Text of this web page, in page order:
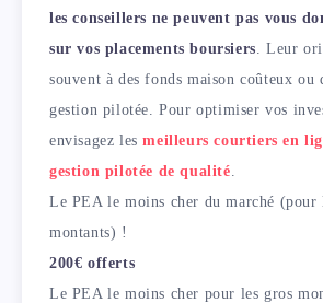
les conseillers ne peuvent pas vous
sur vos placements boursiers. Leur
souvent à des fonds maison coûteux ou
gestion pilotée. Pour optimiser vos
envisagez lesmeilleurs courtiers en
gestion pilotée de qualité.
Le PEA le moins cher du marché (pour
montants) !
200€ offerts
Le PEA le moins cher pour les gros